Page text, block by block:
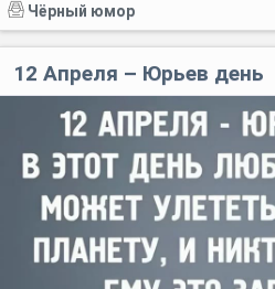
Чёрный юмор
12 Апреля – Юрьев день